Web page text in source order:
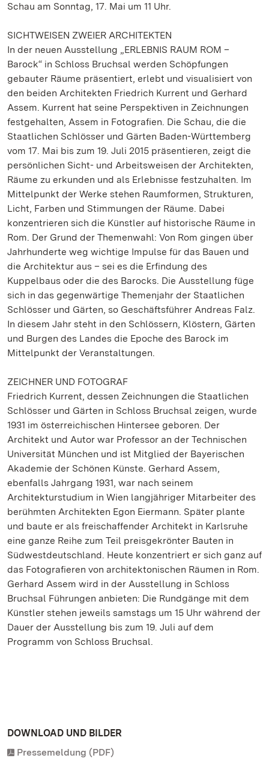
Schau am Sonntag, 17. Mai um 11 Uhr.
SICHTWEISEN ZWEIER ARCHITEKTEN
In der neuen Ausstellung „ERLEBNIS RAUM ROM –
Barock“ in Schloss Bruchsal werden Schöpfungen
gebauter Räume präsentiert, erlebt und visualisiert von
den beiden Architekten Friedrich Kurrent und Gerhard
Assem. Kurrent hat seine Perspektiven in Zeichnungen
festgehalten, Assem in Fotografien. Die Schau, die die
Staatlichen Schlösser und Gärten Baden-Württemberg
vom 17. Mai bis zum 19. Juli 2015 präsentieren, zeigt die
persönlichen Sicht- und Arbeitsweisen der Architekten,
Räume zu erkunden und als Erlebnisse festzuhalten. Im
Mittelpunkt der Werke stehen Raumformen, Strukturen,
Licht, Farben und Stimmungen der Räume. Dabei
konzentrieren sich die Künstler auf historische Räume in
Rom. Der Grund der Themenwahl: Von Rom gingen über
Jahrhunderte weg wichtige Impulse für das Bauen und
die Architektur aus – sei es die Erfindung des
Kuppelbaus oder die des Barocks. Die Ausstellung füge
sich in das gegenwärtige Themenjahr der Staatlichen
Schlösser und Gärten, so Geschäftsführer Andreas Falz.
In diesem Jahr steht in den Schlössern, Klöstern, Gärten
und Burgen des Landes die Epoche des Barock im
Mittelpunkt der Veranstaltungen.
ZEICHNER UND FOTOGRAF
Friedrich Kurrent, dessen Zeichnungen die Staatlichen
Schlösser und Gärten in Schloss Bruchsal zeigen, wurde
1931 im österreichischen Hintersee geboren. Der
Architekt und Autor war Professor an der Technischen
Universität München und ist Mitglied der Bayerischen
Akademie der Schönen Künste. Gerhard Assem,
ebenfalls Jahrgang 1931, war nach seinem
Architekturstudium in Wien langjähriger Mitarbeiter des
berühmten Architekten Egon Eiermann. Später plante
und baute er als freischaffender Architekt in Karlsruhe
eine ganze Reihe zum Teil preisgekrönter Bauten in
Südwestdeutschland. Heute konzentriert er sich ganz auf
das Fotografieren von architektonischen Räumen in Rom.
Gerhard Assem wird in der Ausstellung in Schloss
Bruchsal Führungen anbieten: Die Rundgänge mit dem
Künstler stehen jeweils samstags um 15 Uhr während der
Dauer der Ausstellung bis zum 19. Juli auf dem
Programm von Schloss Bruchsal.
DOWNLOAD UND BILDER
Pressemeldung (PDF)